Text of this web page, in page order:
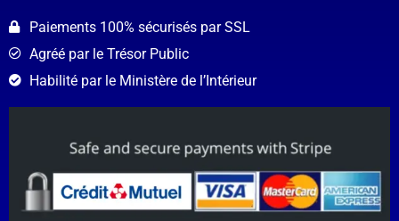
Paiements 100% sécurisés par SSL
Agréé par le Trésor Public
Habilité par le Ministère de l’Intérieur